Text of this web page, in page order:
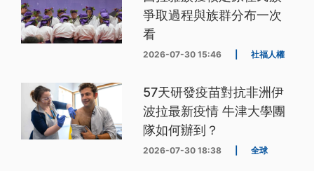
爭取過程與族群分布一次
看
2026-07-30 15:46 社福人權
57天研發疫苗對抗非洲伊
波拉最新疫情 牛津大學團
隊如何辦到？
2026-07-30 18:38 全球